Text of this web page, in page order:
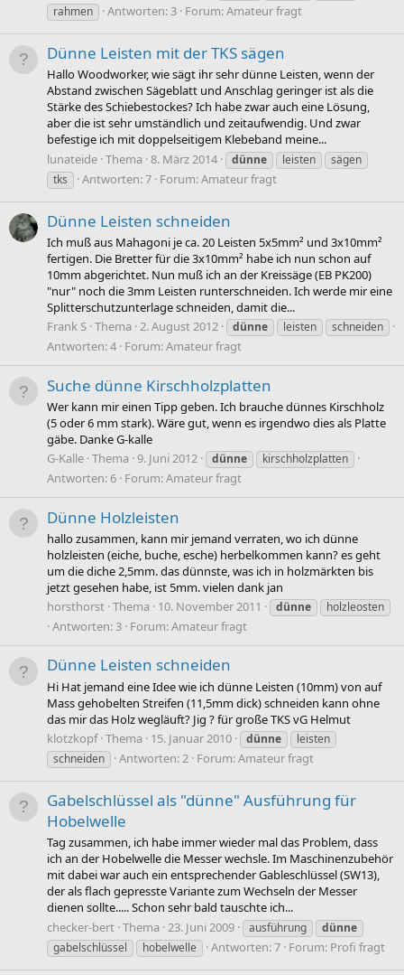
rahmen
Antworten: 3 Forum:Amateur fragt
Dünne Leisten mit der TKS sägen
Hallo Woodworker, wie sägt ihr sehr dünne Leisten, wenn der
Abstand zwischen Sägeblatt und Anschlag geringer ist als die
Stärke des Schiebestockes? Ich habe zwar auch eine Lösung,
aber die ist sehr umständlich und zeitaufwendig. Und zwar
befestige ich mit doppelseitigem Klebeband meine...
lunateide Thema 8. März 2014 dünne leisten
sägen
tks
Antworten: 7 Forum:Amateur fragt
Dünne Leisten schneiden
Ich muß aus Mahagoni je ca. 20 Leisten 5x5mm² und 3x10mm²
fertigen. Die Bretter für die 3x10mm² habe ich nun schon auf
10mm abgerichtet. Nun muß ich an der Kreissäge (EB PK200)
"nur" noch die 3mm Leisten runterschneiden. Ich werde mir eine
Splitterschutzunterlage schneiden, damit die...
Frank S Thema 2. August 2012 dünne leisten schneiden
Antworten: 4 Forum:Amateur fragt
Suche dünne Kirschholzplatten
Wer kann mir einen Tipp geben. Ich brauche dünnes Kirschholz
(5 oder 6 mm stark). Wäre gut, wenn es irgendwo dies als Platte
gäbe. Danke G-kalle
G-Kalle Thema 9. Juni 2012 dünne kirschholzplatten
Antworten: 6 Forum:Amateur fragt
Dünne Holzleisten
hallo zusammen, kann mir jemand verraten, wo ich dünne
holzleisten (eiche, buche, esche) herbelkommen kann? es geht
um die diche 2,5mm. das dünnste, was ich in holzmärkten bis
jetzt gesehen habe, ist 5mm. vielen dank jan
horsthorst Thema 10. November 2011 dünne holzleosten
Antworten: 3 Forum:Amateur fragt
Dünne Leisten schneiden
Hi Hat jemand eine Idee wie ich dünne Leisten (10mm) von auf
Mass gehobelten Streifen (11,5mm dick) schneiden kann ohne
das mir das Holz wegläuft? Jig ? für große TKS vG Helmut
klotzkopf Thema 15. Januar 2010 dünne
leisten
schneiden
Antworten: 2 Forum:Amateur fragt
Gabelschlüssel als "dünne" Ausführung für
Hobelwelle
Tag zusammen, ich habe immer wieder mal das Problem, dass
ich an der Hobelwelle die Messer wechsle. Im Maschinenzubehör
mit dabei war auch ein entsprechender Gableschlüssel (SW13),
der als flach gepresste Variante zum Wechseln der Messer
dienen sollte..... Schon sehr bald tauschte ich...
checker-bert Thema 23. Juni 2009 ausführung
dünne
gabelschlüssel
hobelwelle Antworten: 7 Forum: Profi fragt